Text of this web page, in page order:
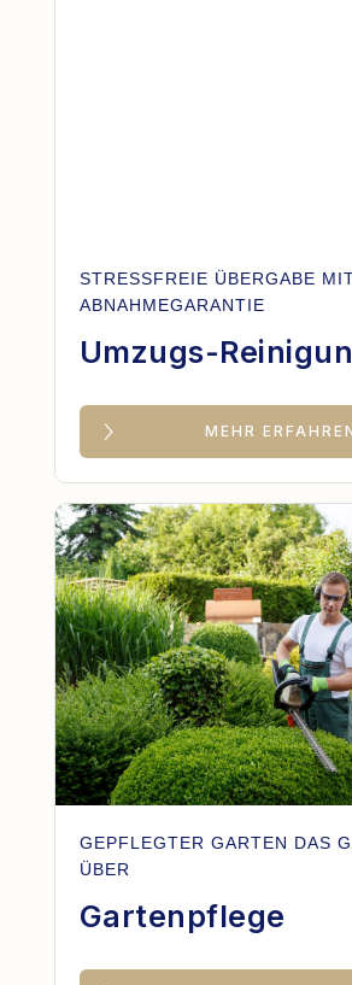
STRESSFREIE ÜBERGABE
ABNAHMEGARANTIE
Umzugs-
MEHR
GEPFLEGTER GARTEN DAS
ÜBER
Gartenpflege